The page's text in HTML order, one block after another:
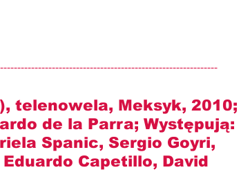
), telenowela, Meksyk, 2010;
de la Parra; Występują:
Spanic, Sergio Goyri,
Capetillo, David